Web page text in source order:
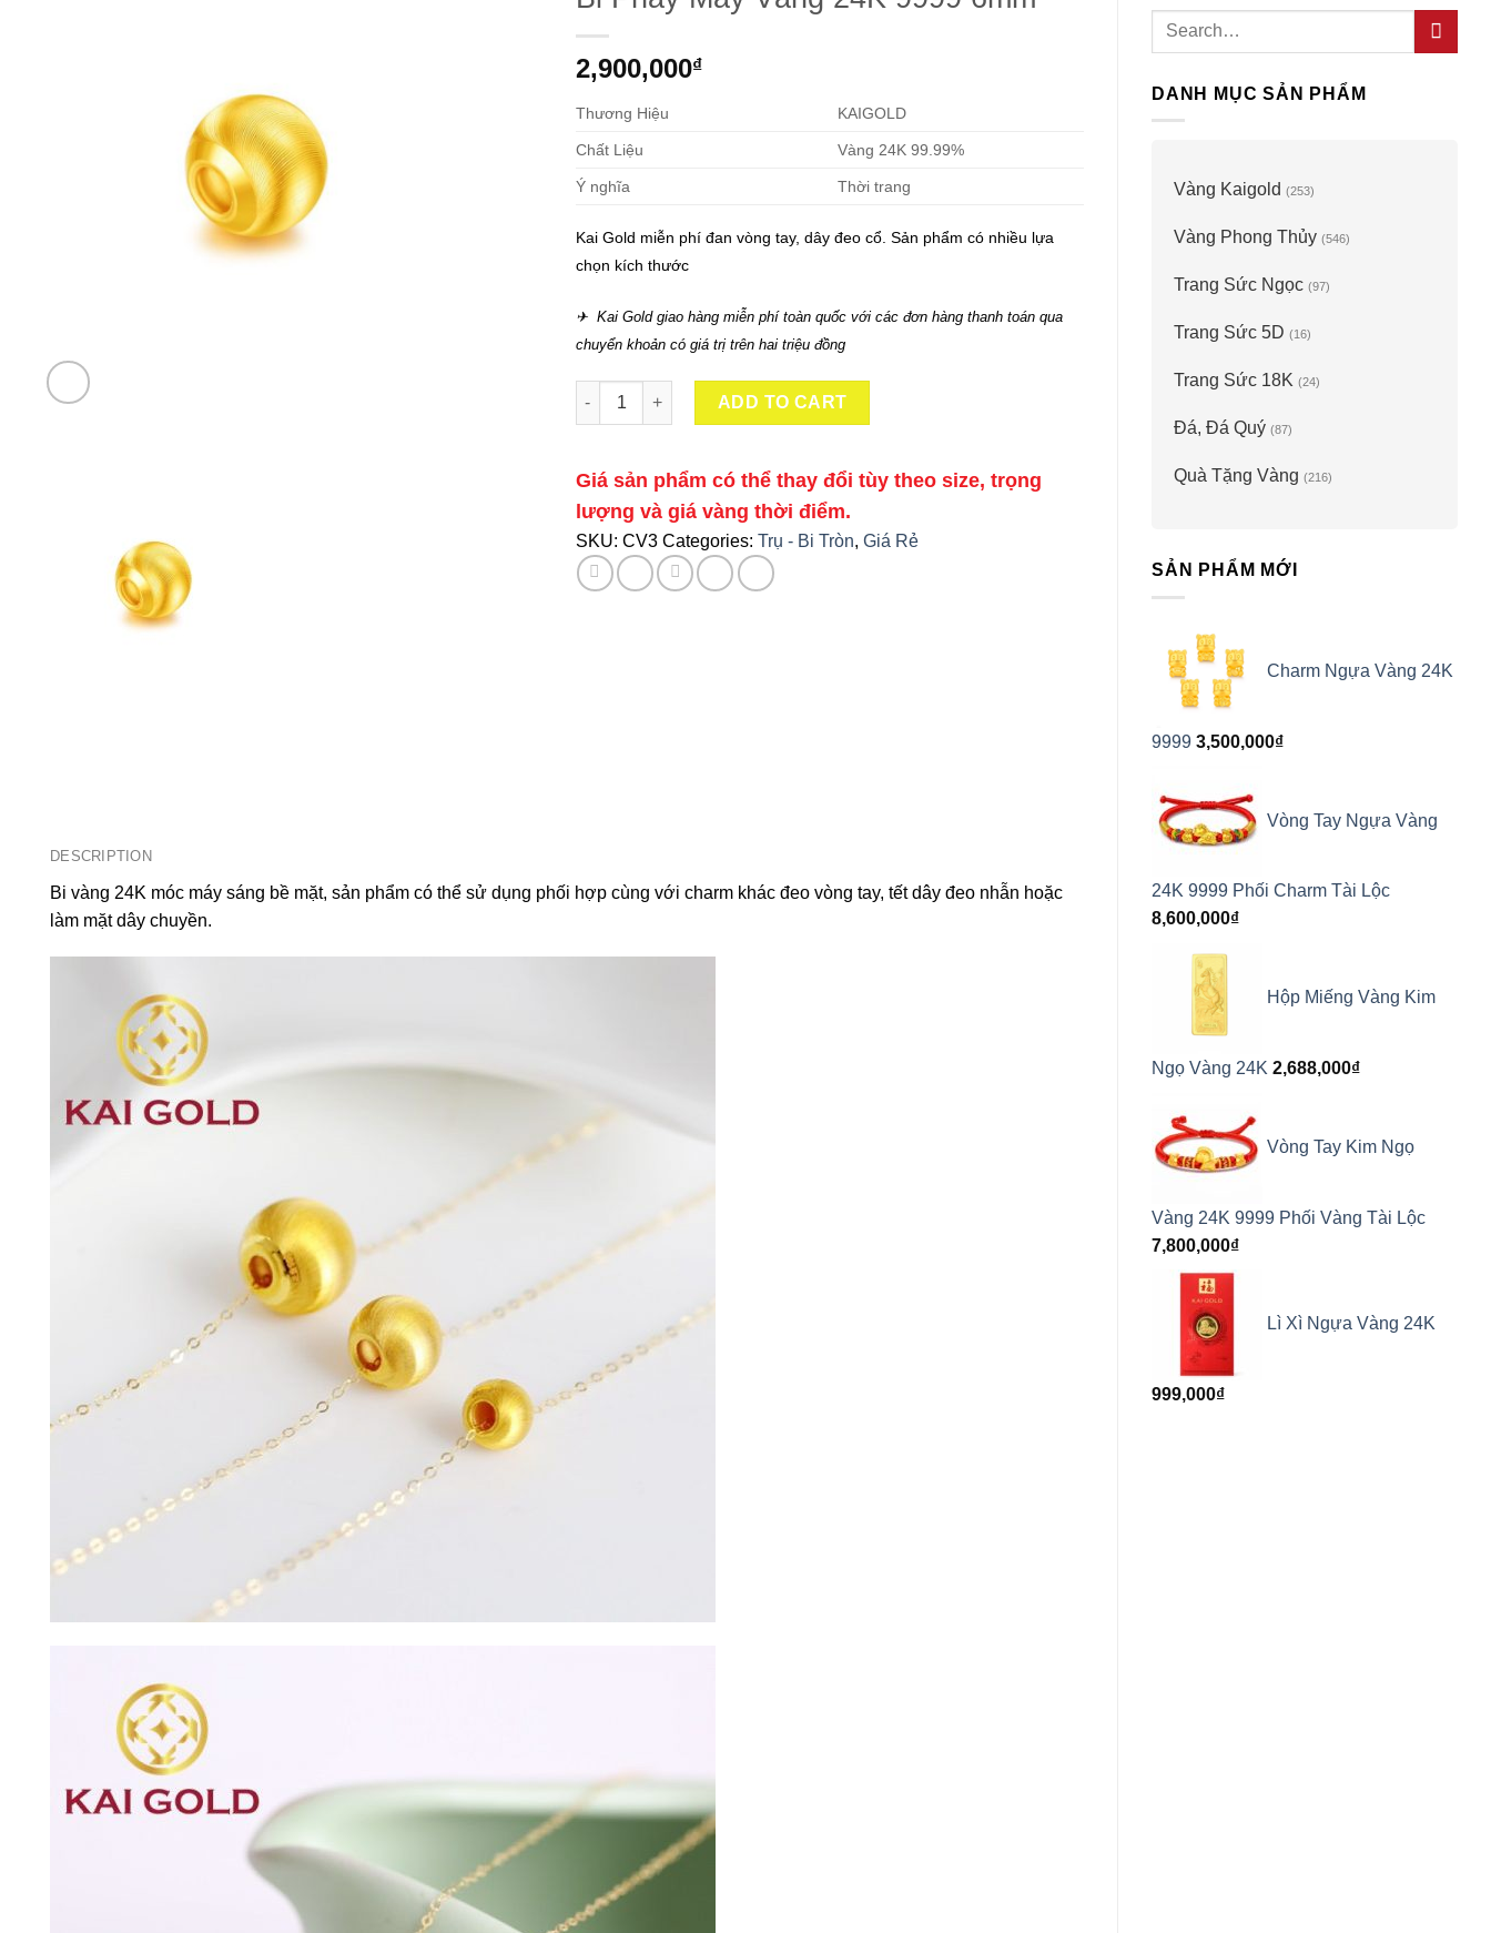
Search
DANH MỤC SẢN PHẨM
Vàng Kaigold (253)
Vàng Phong Thủy (546)
Trang Sức Ngọc (97)
Trang Sức 5D (16)
Trang Sức 18K (24)
Đá, Đá Quý (87)
Quà Tặng Vàng (216)
SẢN PHẨM MỚI
Charm Ngựa Vàng 24K
9999 3,500,000₫
Vòng Tay Ngựa Vàng
24K 9999 Phối Charm Tài Lộc
8,600,000₫
Hộp Miếng Vàng Kim
Ngọ Vàng 24K 2,688,000₫
Vòng Tay Kim Ngọ
Vàng 24K 9999 Phối Vàng Tài Lộc
7,800,000₫
Lì Xì Ngựa Vàng 24K
999,000₫
2,900,000₫
Thương Hiệu KAIGOLD
Chất Liệu Vàng 24K 99.99%
Ý nghĩa Thời trang
Kai Gold miễn phí đan vòng tay, dây đeo cổ. Sản phẩm có nhiều lựa
chọn kích thước
✈ Kai Gold giao hàng miễn phí toàn quốc với các đơn hàng thanh toán qua
chuyển khoản có giá trị trên hai triệu đồng
Bi Phay Máy Vàng 24K 9999 6mm quantity
ADD TO CART
Giá sản phẩm có thể thay đổi tùy theo size, trọng
lượng và giá vàng thời điểm.
SKU: CV3 Categories: Trụ - Bi Tròn, Giá Rẻ
DESCRIPTION
Bi vàng 24K móc máy sáng bề mặt, sản phẩm có thể sử dụng phối hợp cùng với charm khác đeo vòng tay, tết dây đeo nhẫn hoặc
làm mặt dây chuyền.